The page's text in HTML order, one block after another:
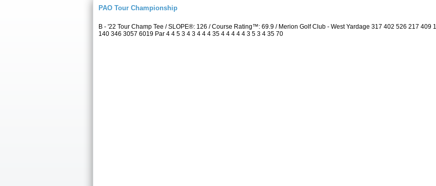
PAO Tour Championship
B - '22 Tour Champ Tee / SLOPE®: 126 / Course Rating™: 69.9 / Merion Golf Club - West Yardage 317 402 526 217
140 346 3057 6019 Par 4 4 5 3 4 3 4 4 4 35 4 4 4 4 4 3 5 3 4 35 70